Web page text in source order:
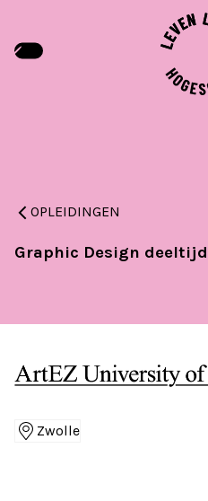
OPLEIDINGEN
Graphic Design deeltijd
Zwolle